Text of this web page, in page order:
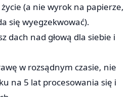
(a nie wyrok na papierze,
się wyegzekwować).
dach nad głową dla siebie i
w rozsądnym czasie, nie
na 5 lat procesowania się i